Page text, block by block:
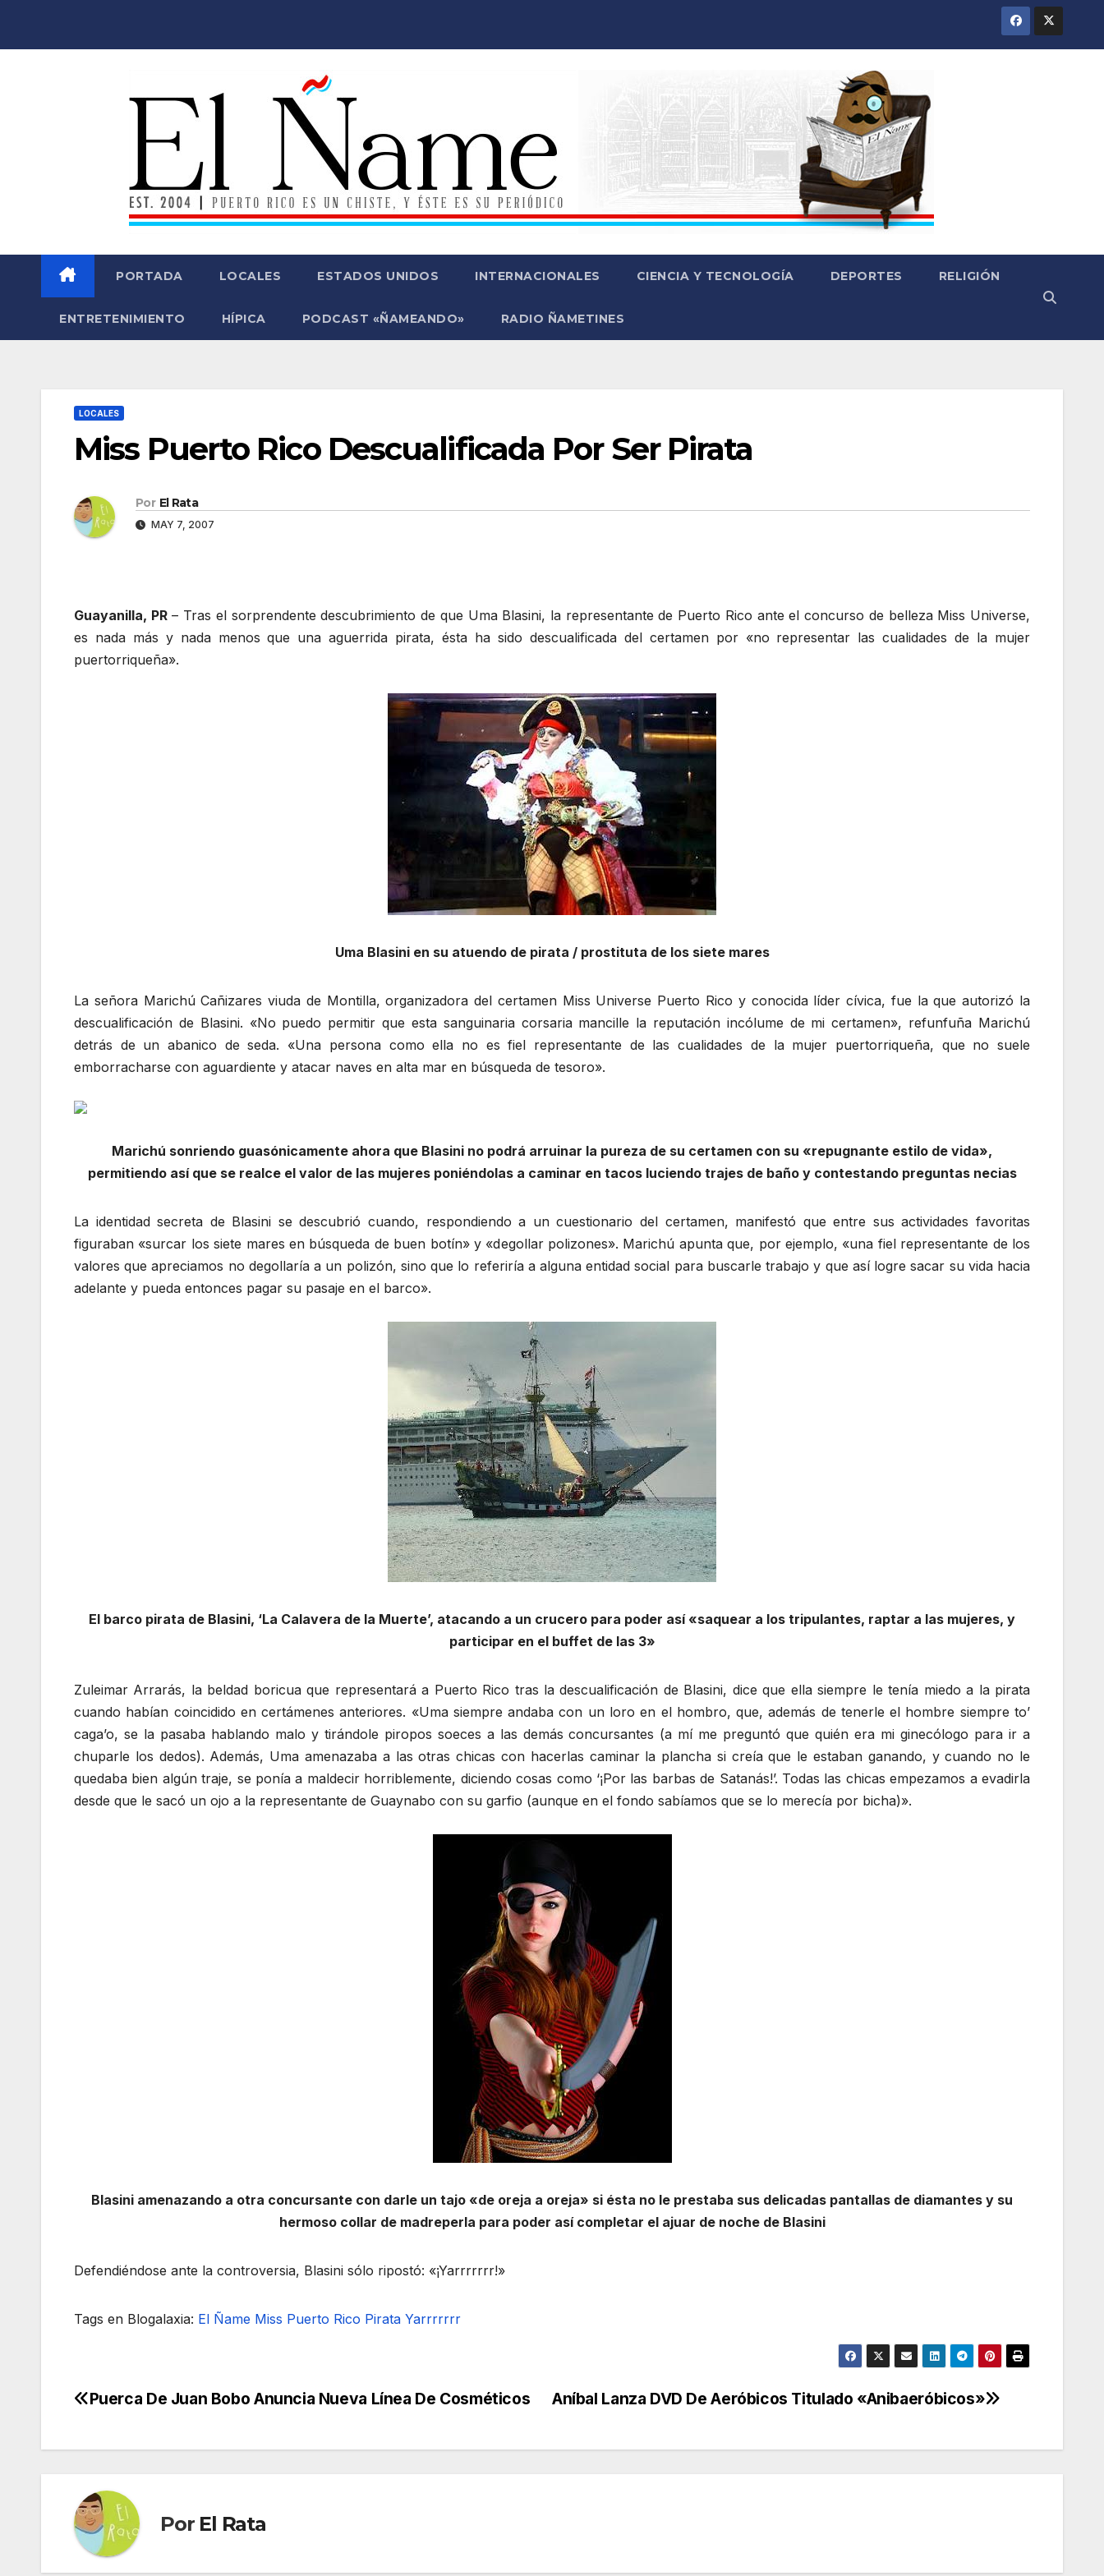
PORTADA LOCALES ESTADOS UNIDOS INTERNACIONALES CIENCIA Y TECNOLOGÍA DEPORTES RELIGIÓN
ENTRETENIMIENTO HÍPICA PODCAST «ÑAMEANDO» RADIO ÑAMETINES
LOCALES
Miss Puerto Rico Descualificada Por Ser Pirata
Por El Rata
MAY 7, 2007
Guayanilla, PR– Tras el sorprendente descubrimiento de que Uma Blasini, la representante de Puerto Rico ante el concurso de belleza Miss Universe,
es nada más y nada menos que una aguerrida pirata, ésta ha sido descualificada del certamen por «no representar las cualidades de la mujer
puertorriqueña».
Uma Blasini en su atuendo de pirata / prostituta de los siete mares
La señora Marichú Cañizares viuda de Montilla, organizadora del certamen Miss Universe Puerto Rico y conocida líder cívica, fue la que autorizó la
descualificación de Blasini. «No puedo permitir que esta sanguinaria corsaria mancille la reputación incólume de mi certamen», refunfuña Marichú
detrás de un abanico de seda. «Una persona como ella no es fiel representante de las cualidades de la mujer puertorriqueña, que no suele
emborracharse con aguardiente y atacar naves en alta mar en búsqueda de tesoro».
Marichú sonriendo guasónicamente ahora que Blasini no podrá arruinar la pureza de su certamen con su «repugnante estilo de vida»,
permitiendo así que se realce el valor de las mujeres poniéndolas a caminar en tacos luciendo trajes de baño y contestando preguntas necias
La identidad secreta de Blasini se descubrió cuando, respondiendo a un cuestionario del certamen, manifestó que entre sus actividades favoritas
figuraban «surcar los siete mares en búsqueda de buen botín» y «degollar polizones». Marichú apunta que, por ejemplo, «una fiel representante de los
valores que apreciamos no degollaría a un polizón, sino que lo referiría a alguna entidad social para buscarle trabajo y que así logre sacar su vida hacia
adelante y pueda entonces pagar su pasaje en el barco».
El barco pirata de Blasini, ‘La Calavera de la Muerte’, atacando a un crucero para poder así «saquear a los tripulantes, raptar a las mujeres, y
participar en el buffet de las 3»
Zuleimar Arrarás, la beldad boricua que representará a Puerto Rico tras la descualificación de Blasini, dice que ella siempre le tenía miedo a la pirata
cuando habían coincidido en certámenes anteriores. «Uma siempre andaba con un loro en el hombro, que, además de tenerle el hombre siempre to’
caga’o, se la pasaba hablando malo y tirándole piropos soeces a las demás concursantes (a mí me preguntó que quién era mi ginecólogo para ir a
chuparle los dedos). Además, Uma amenazaba a las otras chicas con hacerlas caminar la plancha si creía que le estaban ganando, y cuando no le
quedaba bien algún traje, se ponía a maldecir horriblemente, diciendo cosas como ‘¡Por las barbas de Satanás!’. Todas las chicas empezamos a evadirla
desde que le sacó un ojo a la representante de Guaynabo con su garfio (aunque en el fondo sabíamos que se lo merecía por bicha)».
Blasini amenazando a otra concursante con darle un tajo «de oreja a oreja» si ésta no le prestaba sus delicadas pantallas de diamantes y su
hermoso collar de madreperla para poder así completar el ajuar de noche de Blasini
Defendiéndose ante la controversia, Blasini sólo ripostó: «¡Yarrrrrrr!»
Tags en Blogalaxia: El Ñame Miss Puerto Rico Pirata Yarrrrrrr
Navegación
Aníbal Lanza DVD De Aeróbicos Titulado «Anibaeróbicos»
Puerca De Juan Bobo Anuncia Nueva Línea De Cosméticos
Por El Rata